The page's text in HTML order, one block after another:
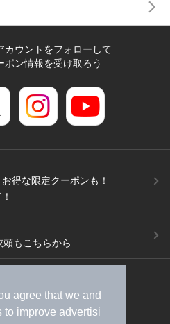
agree that we and
to improve advertisi
カウントをフォローして
ポン情報を受け取ろう
得な限定クーポンも！
もこちらから
求）
広告出稿のご案内
タイルMEMBERS+規約